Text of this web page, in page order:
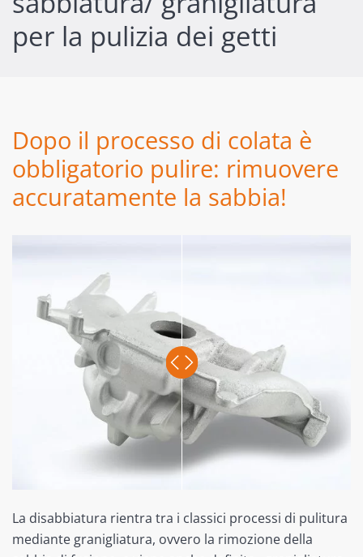
per la pulizia dei getti
Dopo il processo di colata è
obbligatorio pulire: rimuovere
accuratamente la sabbia!
La disabbiatura rientra tra i classici processi di pulitura
mediante granigliatura, ovvero la rimozione della